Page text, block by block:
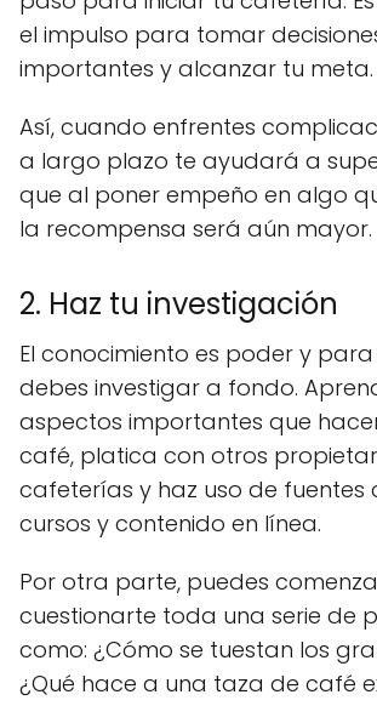
el impulso para tomar
importantes y alcanzar tu meta.
Así, cuando enfrentes
a largo plazo te ayudará a
que al poner empeño en algo
la recompensa será aún mayor.
2. Haz tu investigación
El conocimiento es poder y
debes investigar a fondo.
aspectos importantes que
café, platica con otros
cafeterías y haz uso de fuentes
cursos y contenido en línea.
Por otra parte, puedes
cuestionarte toda una serie de
como: ¿Cómo se tuestan los
¿Qué hace a una taza de café